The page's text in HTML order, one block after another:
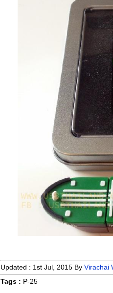
Updated : 1st Jul, 2015 By Virachai
Tags : P-25